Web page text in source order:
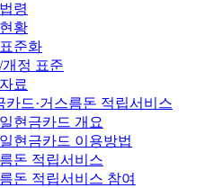
령
황
준화
정 표준
료
카드·거스름돈 적립서비스
현금카드 개요
현금카드 이용방법
돈 적립서비스
돈 적립서비스 참여